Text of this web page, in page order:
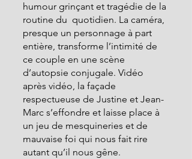
humour grinçant et tragédie de la
routine du  quotidien. La caméra,
presque un personnage à part
entière, transforme l’intimité de
ce couple en une scène
d’autopsie conjugale. Vidéo
après vidéo, la façade
respectueuse de Justine et Jean-
Marc s’effondre et laisse place à
un jeu de mesquineries et de
mauvaise foi qui nous fait rire
autant qu’il nous gêne.